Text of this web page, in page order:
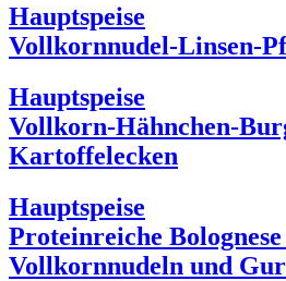
Hauptspeise
Vollkornnudel-Linsen-
Hauptspeise
Vollkorn-Hähnchen-
Kartoffelecken
Hauptspeise
Proteinreiche
Vollkornnudeln und